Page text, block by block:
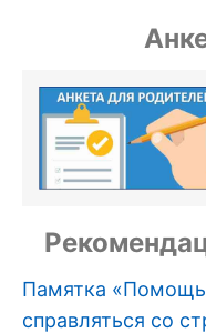
Памятка «Помощь
справляться со